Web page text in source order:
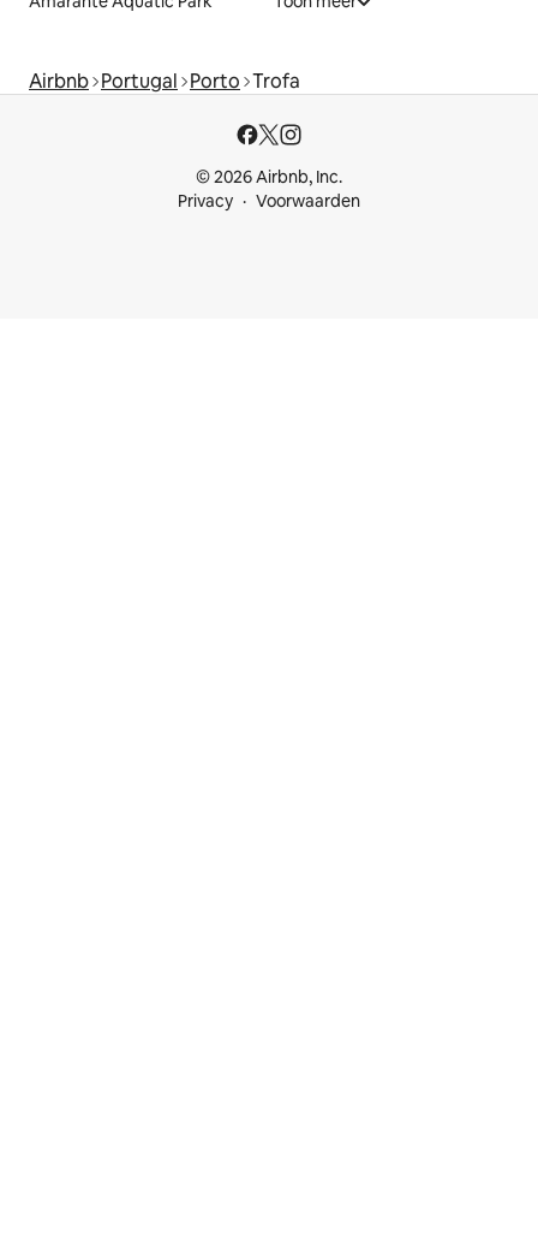
Airbnb Portugal Porto Trofa
© 2026 Airbnb, Inc.
Privacy
Voorwaarden